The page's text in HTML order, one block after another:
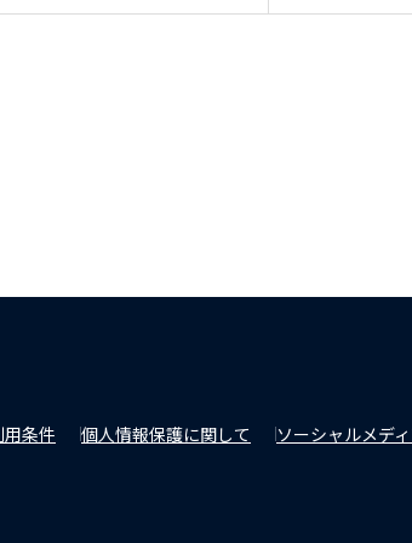
条件 個人情報保護に関して ソーシャルメデ